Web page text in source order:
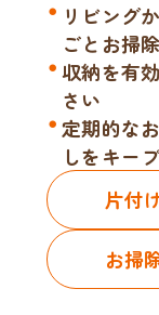
リビング
ごとお掃
収納を有
さい
定期的な
しをキー
片付
お掃